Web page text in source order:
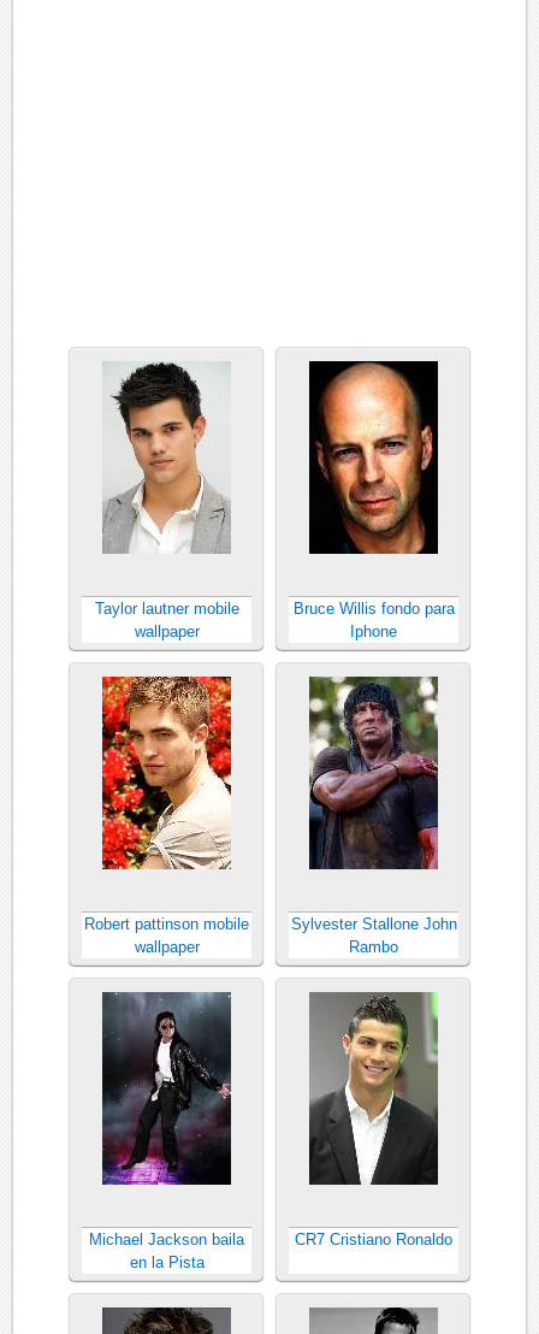
Taylor lautner mobile
wallpaper
Bruce Willis fondo para
Iphone
Robert pattinson mobile
wallpaper
Sylvester Stallone John
Rambo
Michael Jackson baila
en la Pista
CR7 Cristiano Ronaldo